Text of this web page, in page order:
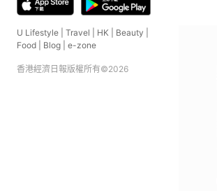
U Lifestyle Travel HK Beauty
Food
Blog e-zone
香港經濟日報版權所有©2026